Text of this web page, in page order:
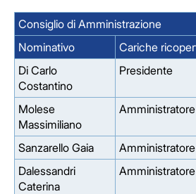
Consiglio di Amministrazione
Nominativo
Cariche
Di Carlo
Costantino
Presidente
Molese
Massimiliano
Sanzarello Gaia
Amministratore
Dalessandri
Caterina
Amministratore